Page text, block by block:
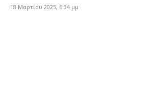
18 Μαρτίου 2025, 6:34 μμ